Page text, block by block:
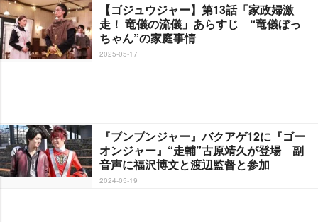
【ゴジュウジャー】第13話「家政婦激
走！ 竜儀の流儀」あらすじ “竜儀ぼっ
ちゃん”の家庭事情
2025-05-17
『ブンブンジャー』バクアゲ12に『ゴー
オンジャー』“走輔”古原靖久が登場 副
音声に福沢博文と渡辺監督と参加
2024-05-19